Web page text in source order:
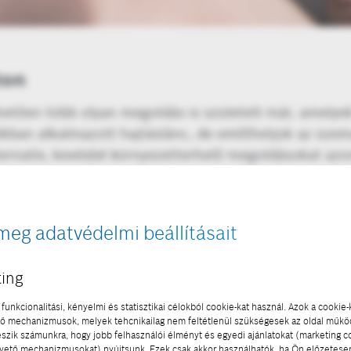
több olyan megoldás is született már,
alkalmazott hajtáslánc, de említhetjük az
kevésbé környezetterhelő megoldásokat
lehet hatékonyan használni. Az ilyen
mint a dízel- vagy benzinüzemű társaik
ami a távolsági áruszállításban, vagy akár a
eléréséhez. Mindezt azonban a gyakorlatban
adatvédelmi beállításait
kényelmi és statisztikai célokból cookie-kat használ. Azok a cookie-
mechanizmusok, melyek tehcnikailag nem feltétlenül szükségesek az oldal
számunkra, hogy jobb felhasználói élményt és egyedi ajánlatokat (marketing
mechanizmusokat) nyújtsunk. Ezek csak akkor használhatók, ha Ön